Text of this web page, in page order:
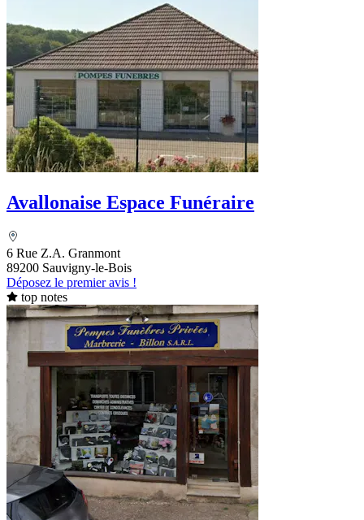
Avallonaise Espace Funéraire
6 Rue Z.A. Granmont
89200 Sauvigny-le-Bois
Déposez le premier avis !
top notes